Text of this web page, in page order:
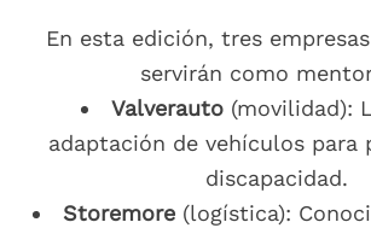
En esta edición, tres
servirán como
Valverauto(movilidad):
adaptación de vehículos para
discapacidad.
Storemore(logística):